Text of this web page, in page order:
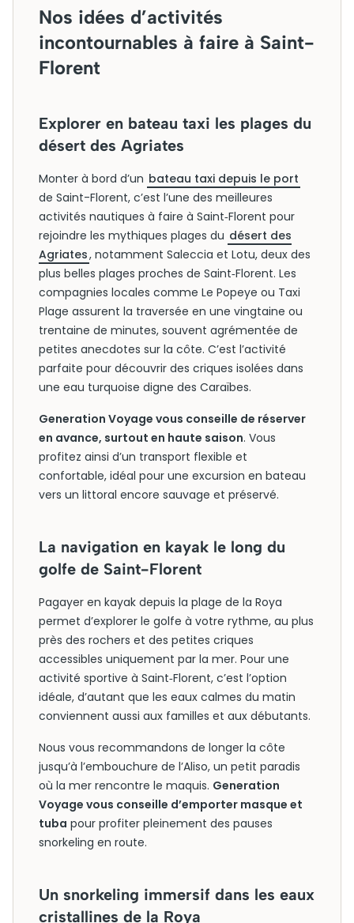
Nos idées d’activités
incontournables à faire à Saint-
Florent
Explorer en bateau taxi les plages du
désert des Agriates
Monter à bord d’un bateau taxi depuis le port
de Saint-Florent, c’est l’une des meilleures
activités nautiques à faire à Saint‑Florent pour
rejoindre les mythiques plages du désert des
Agriates, notamment Saleccia et Lotu, deux des
plus belles plages proches de Saint‑Florent. Les
compagnies locales comme Le Popeye ou Taxi
Plage assurent la traversée en une vingtaine ou
trentaine de minutes, souvent agrémentée de
petites anecdotes sur la côte. C’est l’activité
parfaite pour découvrir des criques isolées dans
une eau turquoise digne des Caraïbes.
Generation Voyage vous conseille de réserver
en avance, surtout en haute saison. Vous
profitez ainsi d’un transport flexible et
confortable, idéal pour une excursion en bateau
vers un littoral encore sauvage et préservé.
La navigation en kayak le long du
golfe de Saint-Florent
Pagayer en kayak depuis la plage de la Roya
permet d’explorer le golfe à votre rythme, au plus
près des rochers et des petites criques
accessibles uniquement par la mer. Pour une
activité sportive à Saint‑Florent, c’est l’option
idéale, d’autant que les eaux calmes du matin
conviennent aussi aux familles et aux débutants.
Nous vous recommandons de longer la côte
jusqu’à l’embouchure de l’Aliso, un petit paradis
où la mer rencontre le maquis. Generation
Voyage vous conseille d’emporter masque et
tuba pour profiter pleinement des pauses
snorkeling en route.
Un snorkeling immersif dans les eaux
cristallines de la Roya